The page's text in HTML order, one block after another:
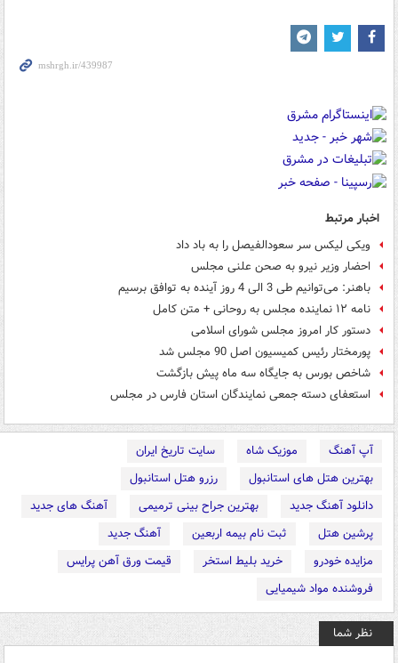
اخبار مرتبط
ویکی‌ لیکس سر سعود‌الفیصل را به باد داد
احضار وزیر نیرو به صحن علنی مجلس
باهنر: می‌توانیم طی 3 الی 4 روز آینده به توافق برسیم
نامه ۱۲ نماینده مجلس به روحانی + متن کامل
دستور کار امروز مجلس شورای اسلامی
پورمختار رئیس کمیسیون اصل 90 مجلس شد
شاخص بورس به جایگاه سه ماه پیش بازگشت
استعفای دسته جمعی نمایندگان استان فارس در مجلس
آپ آهنگ موزیک شاه
سایت تاریخ ایران
بهترین هتل های استانبول
رزرو هتل استانبول
دانلود آهنگ جدید
بهترین جراح بینی ترمیمی
آهنگ های جدید
پرشین هتل
ثبت نام بیمه اربعین
آهنگ جدید
مزایده خودرو
خرید بلیط استخر
قیمت ورق آهن پرایس
فروشنده مواد شیمیایی
نظر شما